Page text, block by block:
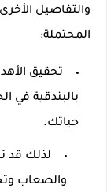
والتفاصيل
المحتملة:
تحقيق
بالبندقية في
حياتك.
لذلك قد
والصعاب